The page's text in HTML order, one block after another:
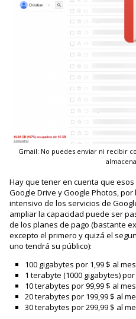
Gmail: No puedes enviar ni recibir
Hay que tener en cuenta que
Google Drive y Google Photos,
intensivo de los servicios de
ampliar la capacidad puede ser
de los planes de pago (bastante
excepto el primero y quizá el
uno tendrá su público):
100 gigabytes por 1,99 $ al mes
1 terabyte (1000 gigabytes)
10 terabytes por 99,99 $ al mes
20 terabytes por 199,99 $ al
30 terabytes por 299,99 $ al